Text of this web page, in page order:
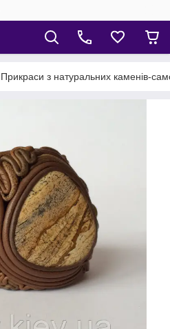
Прикраси з натуральних каменів-